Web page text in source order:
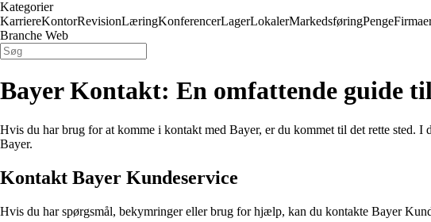
Kategorier
KarriereKontorRevisionLæringKonferencerLagerLokalerMarkedsføringPenge
Branche Web
Bayer Kontakt: En omfattende guide
Hvis du har brug for at komme i kontakt med Bayer, er du kommet til det rette
Bayer.
Kontakt Bayer Kundeservice
Hvis du har spørgsmål, bekymringer eller brug for hjælp, kan du kontakte Bayer